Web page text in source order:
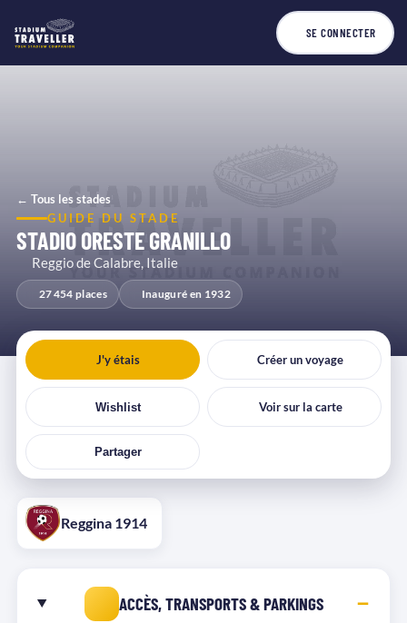
SE CONNECTER
← Tous les stades
GUIDE DU STADE
STADIO ORESTE GRANILLO
Reggio de Calabre, Italie
27 454 places Inauguré en 1932
J'y étais Créer un voyage
Wishlist Voir sur la carte
Partager
Reggina 1914
ACCÈS, TRANSPORTS & PARKINGS